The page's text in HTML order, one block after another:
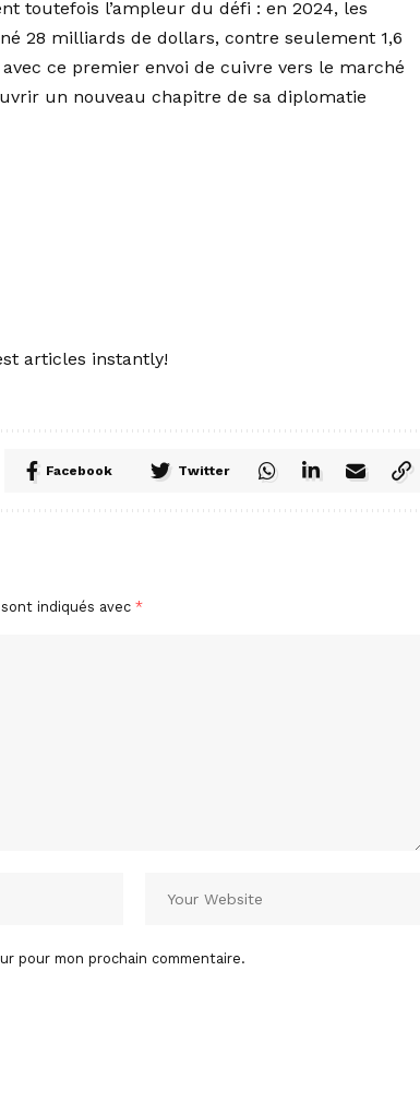
toutefois l’ampleur du défi : en 2024, les
28 milliards de dollars, contre seulement 1,6
ce premier envoi de cuivre vers le marché
un nouveau chapitre de sa diplomatie
articles instantly!
Facebook Twitter
indiqués avec *
pour mon prochain commentaire.